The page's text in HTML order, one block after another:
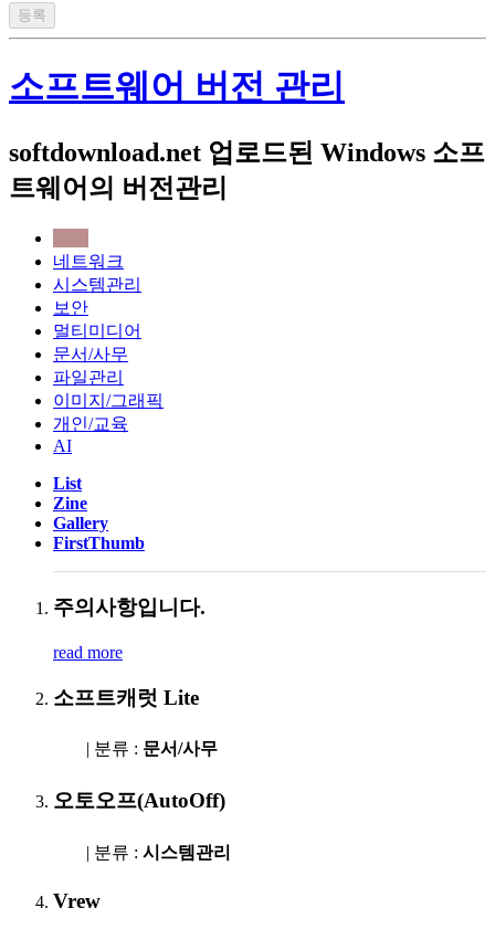
소프트웨어 버전 관리
softdownload.net 업로드된 Windows 소프
트웨어의 버전관리
네트워크
시스템관리
보안
멀티미디어
문서/사무
파일관리
이미지/그래픽
개인/교육
AI
List
Zine
Gallery
FirstThumb
주의사항입니다.
read more
소프트캐럿 Lite
| 분류 : 문서/사무
오토오프(AutoOff)
| 분류 : 시스템관리
Vrew